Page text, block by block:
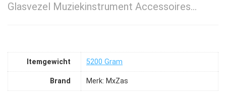
Glasvezel Muziekinstrument Accessoires…
Itemgewicht ‎5200 Gram
Brand Merk: MxZas